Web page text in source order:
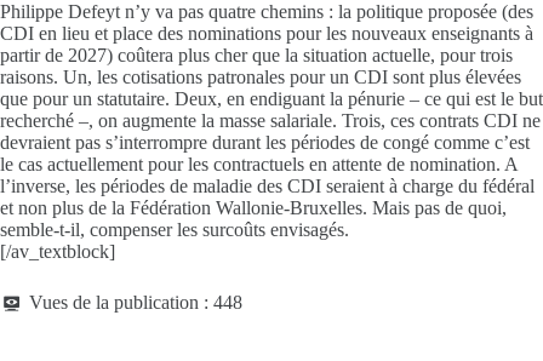
Philippe Defeyt n’y va pas quatre chemins : la politique proposée (des
CDI en lieu et place des nominations pour les nouveaux enseignants à
partir de 2027) coûtera plus cher que la situation actuelle, pour trois
raisons. Un, les cotisations patronales pour un CDI sont plus élevées
que pour un statutaire. Deux, en endiguant la pénurie – ce qui est le but
recherché –, on augmente la masse salariale. Trois, ces contrats CDI ne
devraient pas s’interrompre durant les périodes de congé comme c’est
le cas actuellement pour les contractuels en attente de nomination. A
l’inverse, les périodes de maladie des CDI seraient à charge du fédéral
et non plus de la Fédération Wallonie-Bruxelles. Mais pas de quoi,
semble-t-il, compenser les surcoûts envisagés.
[/av_textblock]
Vues de la publication : 448